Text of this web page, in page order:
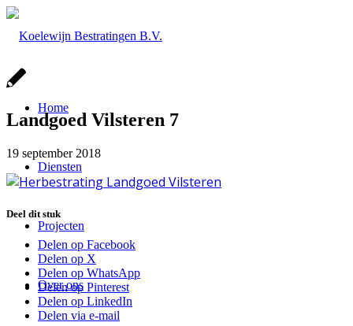
Home
Diensten
Projecten
Over ons
Landgoed Vilsteren 7
19 september 2018
Deel dit stuk
Delen op Facebook
Delen op X
Delen op WhatsApp
Delen op Pinterest
Delen op LinkedIn
Delen via e-mail